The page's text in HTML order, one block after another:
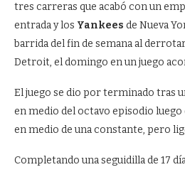
tres carreras que acabó con un
entrada y los Yankees de Nueva
barrida del fin de semana al
Detroit, el domingo en un juego
El juego se dio por terminado tras
en medio del octavo episodio luego
en medio de una constante, pero
Completando una seguidilla de 17